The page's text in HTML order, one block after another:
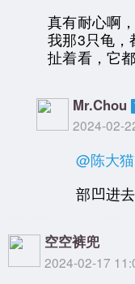
真有耐心啊
我那3只龟，
扯着看，它都
Mr.Chou
2024-02-
@陈大猫
部凹进
空空裤兜
2024-02-17